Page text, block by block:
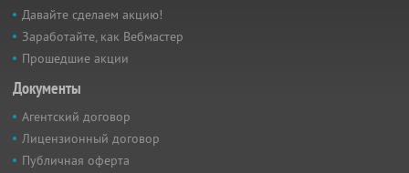
Давайте сделаем акцию!
Заработайте, как Вебмастер
Прошедшие акции
Документы
Агентский договор
Лицензионный договор
Публичная оферта